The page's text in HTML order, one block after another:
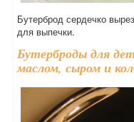
Бутерброд сердечко
для выпечки.
Бутерброды для
маслом, сыром и